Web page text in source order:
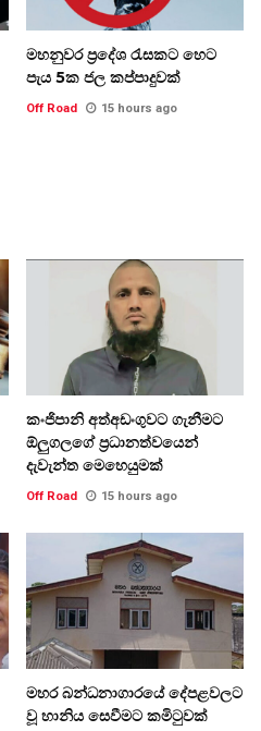
මහනුවර ප්‍රදේශ රැසකට හෙට
පැය 5ක ජල කප්පාදුවක්
Off Road 15 hours ago
කංජිපානි අත්අඩංගුවට ගැනීමට
ඕලුගලගේ ප්‍රධානත්වයෙන්
දැවැන්ත මෙහෙයුමක්
Off Road 15 hours ago
මහර බන්ධනාගාරයේ දේපළවලට
වූ හානිය සෙවීමට කමිටුවක්